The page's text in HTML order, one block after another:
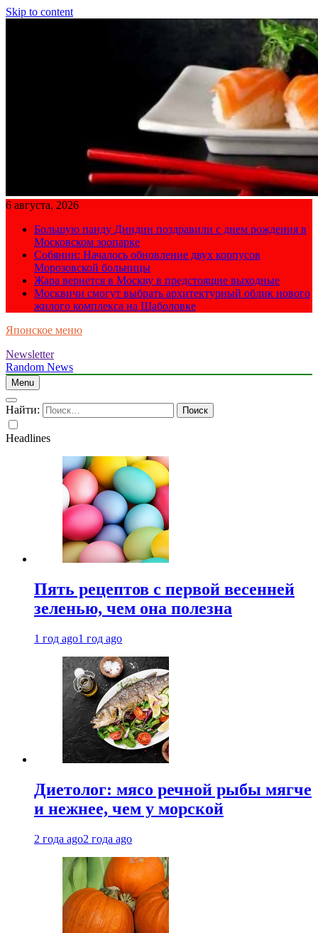
Skip to content
6 августа, 2026
Большую панду Диндин поздравили с днем рождения в
Московском зоопарке
Собянин: Началось обновление двух корпусов
Морозовской больницы
Жара вернется в Москву в предстоящие выходные
Москвичи смогут выбрать архитектурный облик нового
жилого комплекса на Шаболовке
Японское меню
Newsletter
Random News
Menu
Найти:
Headlines
Пять рецептов с первой весенней
зеленью, чем она полезна
1 год ago1 год ago
Диетолог: мясо речной рыбы мягче
и нежнее, чем у морской
2 года ago2 года ago